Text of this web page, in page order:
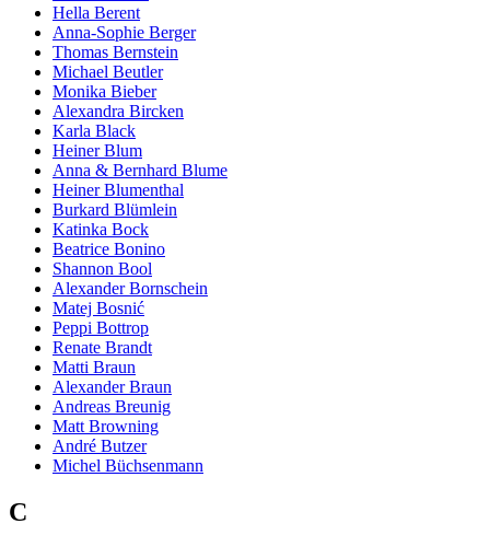
Hella Berent
Anna-Sophie Berger
Thomas Bernstein
Michael Beutler
Monika Bieber
Alexandra Bircken
Karla Black
Heiner Blum
Anna & Bernhard Blume
Heiner Blumenthal
Burkard Blümlein
Katinka Bock
Beatrice Bonino
Shannon Bool
Alexander Bornschein
Matej Bosnić
Peppi Bottrop
Renate Brandt
Matti Braun
Alexander Braun
Andreas Breunig
Matt Browning
André Butzer
Michel Büchsenmann
C